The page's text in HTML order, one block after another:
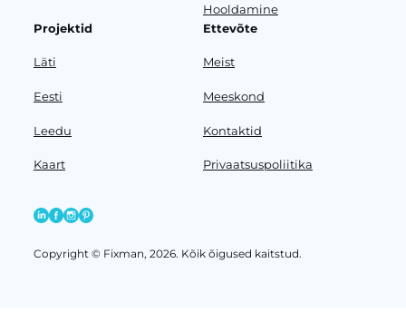
Hooldamine
Projektid
Läti
Eesti
Leedu
Kaart
Ettevõte
Meist
Meeskond
Kontaktid
Privaatsuspoliitika
Copyright © Fixman, 2026. Kõik õigused kaitstud.